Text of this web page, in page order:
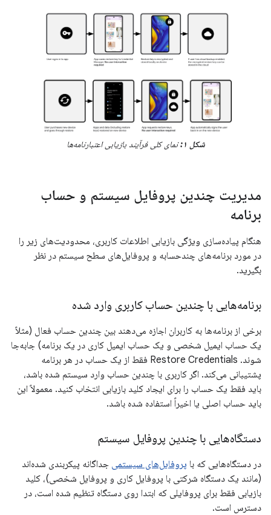
شکل ۱: نمای کلی فرآیند بازیابی اعتبارنامه‌ها
مدیریت چندین پروفایل سیستم و حساب
برنامه
هنگام پیاده‌سازی ویژگی بازیابی اطلاعات کاربری، محدودیت‌های زیر را
در مورد برنامه‌های چندحسابه و پروفایل‌های سطح سیستم در نظر
بگیرید.
برنامه‌هایی با چندین حساب کاربری وارد شده
برخی از برنامه‌ها به کاربران اجازه می‌دهند بین چندین حساب فعال (مثلاً
یک حساب ایمیل شخصی و یک حساب ایمیل کاری در یک برنامه) جابه‌جا
شوند. Restore Credentials فقط از یک حساب در هر برنامه
پشتیبانی می‌کند. اگر کاربری با چندین حساب وارد سیستم شده باشد،
باید فقط یک حساب را برای ایجاد کلید بازیابی انتخاب کنید. معمولاً این
باید حساب اصلی یا اخیراً استفاده شده باشد.
دستگاه‌هایی با چندین پروفایل سیستم
در دستگاه‌هایی که با پروفایل‌های سیستمی جداگانه پیکربندی شده‌اند
(مانند یک دستگاه شرکتی با پروفایل کاری و پروفایل شخصی)، کلید
بازیابی فقط برای پروفایلی که ابتدا روی دستگاه تنظیم شده است، در
دسترس است.